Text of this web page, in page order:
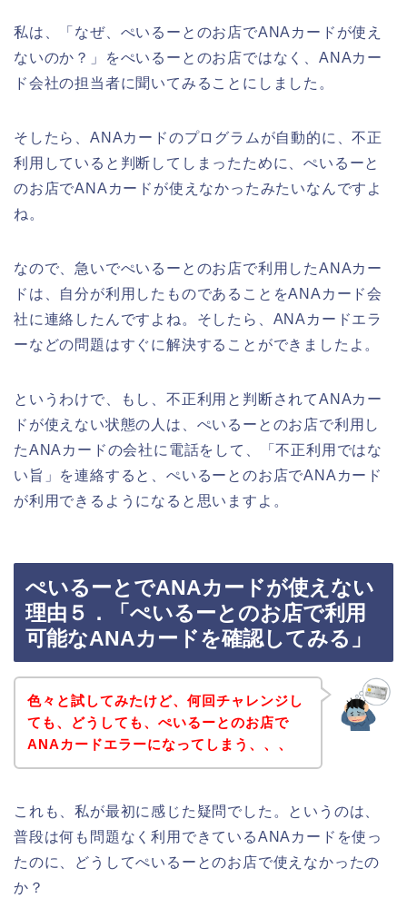
私は、「なぜ、ぺいるーとのお店でANAカードが使え
ないのか？」をぺいるーとのお店ではなく、ANAカー
ド会社の担当者に聞いてみることにしました。
そしたら、ANAカードのプログラムが自動的に、不正
利用していると判断してしまったために、ぺいるーと
のお店でANAカードが使えなかったみたいなんですよ
ね。
なので、急いでぺいるーとのお店で利用したANAカー
ドは、自分が利用したものであることをANAカード会
社に連絡したんですよね。そしたら、ANAカードエラ
ーなどの問題はすぐに解決することができましたよ。
というわけで、もし、不正利用と判断されてANAカー
ドが使えない状態の人は、ぺいるーとのお店で利用し
たANAカードの会社に電話をして、「不正利用ではな
い旨」を連絡すると、ぺいるーとのお店でANAカード
が利用できるようになると思いますよ。
ぺいるーとでANAカードが使えない
理由５．「ぺいるーとのお店で利用
可能なANAカードを確認してみる」
色々と試してみたけど、何回チャレンジし
ても、どうしても、ぺいるーとのお店で
ANAカードエラーになってしまう、、、
これも、私が最初に感じた疑問でした。というのは、
普段は何も問題なく利用できているANAカードを使っ
たのに、どうしてぺいるーとのお店で使えなかったの
か？